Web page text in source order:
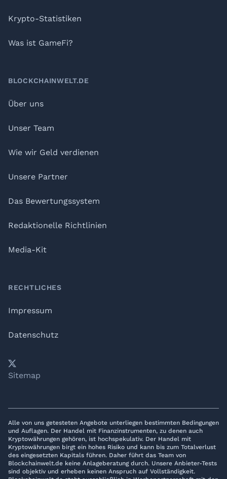
Krypto-Statistiken
Was ist GameFi?
BLOCKCHAINWELT.DE
Über uns
Unser Team
Wie wir Geld verdienen
Unsere Partner
Das Bewertungssystem
Redaktionelle Richtlinien
Media-Kit
RECHTLICHES
Impressum
Datenschutz
YouTube
𝕏LinkedIn
Telegram
Sitemap
Alle von uns getesteten Angebote unterliegen bestimmten Bedingungen
und Auflagen. Der Handel mit Finanzinstrumenten, zu denen auch
Kryptowährungen gehören, ist hochspekulativ. Der Handel mit
Kryptowährungen birgt ein hohes Risiko und kann bis zum Totalverlust
des eingesetzten Kapitals führen. Daher führt das Team von
Blockchainwelt.de keine Anlageberatung durch. Unsere Anbieter-Tests
sind objektiv und erheben keinen Anspruch auf Vollständigkeit.